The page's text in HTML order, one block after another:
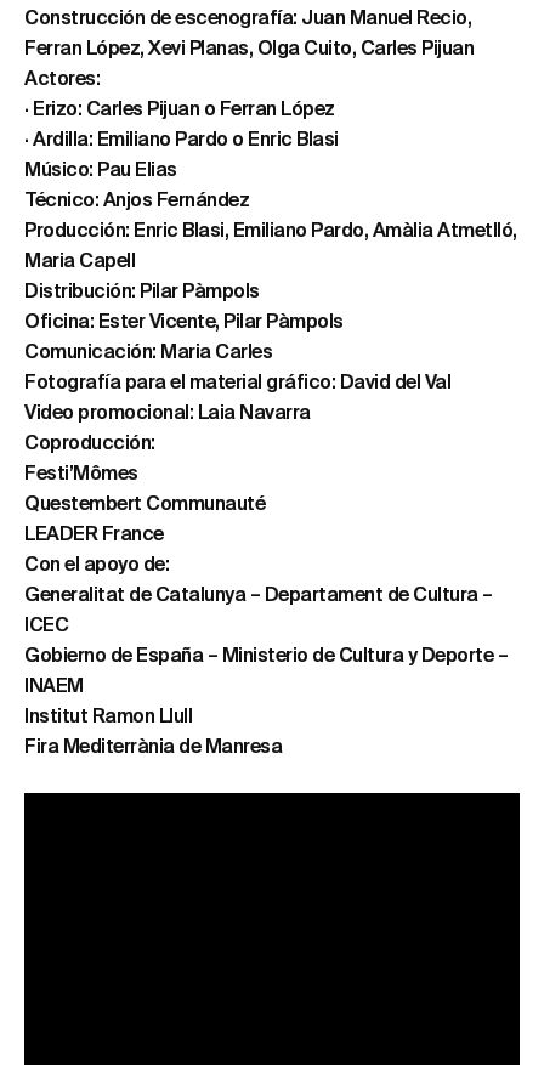
Construcción de escenografía: Juan Manuel Recio,
Ferran López, Xevi Planas, Olga Cuito, Carles Pijuan
Actores:
· Erizo: Carles Pijuan o Ferran López
· Ardilla: Emiliano Pardo o Enric Blasi
Músico: Pau Elias
Técnico: Anjos Fernández
Producción: Enric Blasi, Emiliano Pardo, Amàlia Atmetlló,
Maria Capell
Distribución: Pilar Pàmpols
Oficina: Ester Vicente, Pilar Pàmpols
Comunicación: Maria Carles
Fotografía para el material gráfico: David del Val
Video promocional: Laia Navarra
Coproducción:
Festi’Mômes
Questembert Communauté
LEADER France
Con el apoyo de:
Generalitat de Catalunya – Departament de Cultura –
ICEC
Gobierno de España – Ministerio de Cultura y Deporte –
INAEM
Institut Ramon Llull
Fira Mediterrània de Manresa